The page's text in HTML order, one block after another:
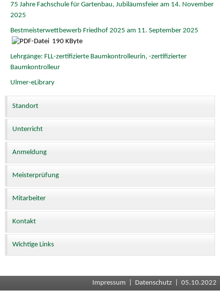
75 Jahre Fachschule für Gartenbau, Jubiläumsfeier am 14. November
2025
Bestmeisterwettbewerb Friedhof 2025 am 11. September 2025
190 KByte
Lehrgänge: FLL-zertifizierte Baumkontrolleurin, -zertifizierter
Baumkontrolleur
Ulmer-eLibrary
Standort
Unterricht
Anmeldung
Meisterprüfung
Mitarbeiter
Kontakt
Wichtige Links
Impressum Datenschutz | 05.10.2022